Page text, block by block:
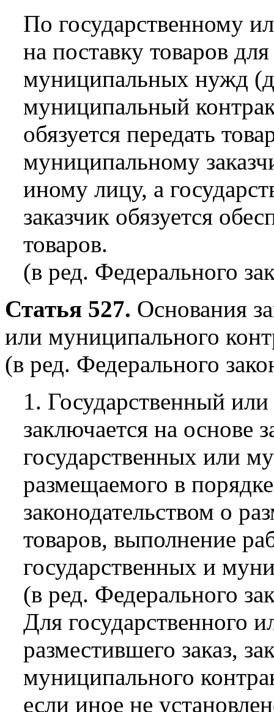
По государственному
на поставку товаров
муниципальных нужд
муниципальный
обязуется передать
муниципальному
иному лицу, а
заказчик обязуется
товаров.
(в ред. Федерального
Статья 527. Основания
или муниципального
(в ред. Федерального
1. Государственный
заключается на основе
государственных или
размещаемого в
законодательством о
товаров, выполнение
государственных и
(в ред. Федерального
Для государственного
разместившего заказ,
муниципального
если иное не